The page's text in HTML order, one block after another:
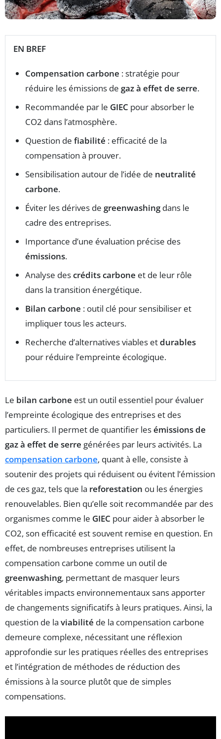
EN BREF
Compensation carbone : stratégie pour
réduire les émissions de gaz à effet de serre.
Recommandée par le GIEC pour absorber le
CO2 dans l’atmosphère.
Question de fiabilité : efficacité de la
compensation à prouver.
Sensibilisation autour de l’idée de neutralité
carbone.
Éviter les dérives de greenwashingdans le
cadre des entreprises.
Importance d’une évaluation précise des
émissions.
Analyse descrédits carbone et de leur rôle
dans la transition énergétique.
Bilan carbone : outil clé pour sensibiliser et
impliquer tous les acteurs.
Recherche d’alternatives viables etdurables
pour réduire l’empreinte écologique.
Le bilan carbone est un outil essentiel pour évaluer
l’empreinte écologique des entreprises et des
particuliers. Il permet de quantifier lesémissions de
gaz à effet de serre générées par leurs activités. La
compensation carbone, quant à elle, consiste à
soutenir des projets qui réduisent ou évitent l’émission
de ces gaz, tels que la reforestation ou les énergies
renouvelables. Bien qu’elle soit recommandée par des
organismes comme le GIEC pour aider à absorber le
CO2, son efficacité est souvent remise en question. En
effet, de nombreuses entreprises utilisent la
compensation carbone comme un outil de
greenwashing, permettant de masquer leurs
véritables impacts environnementaux sans apporter
de changements significatifs à leurs pratiques. Ainsi, la
question de la viabilité de la compensation carbone
demeure complexe, nécessitant une réflexion
approfondie sur les pratiques réelles des entreprises
et l’intégration de méthodes de réduction des
émissions à la source plutôt que de simples
compensations.